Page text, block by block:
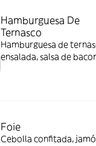
Hamburguesa De
Ternasco
Hamburguesa de
ensalada, salsa de
Foie
Cebolla confitada,